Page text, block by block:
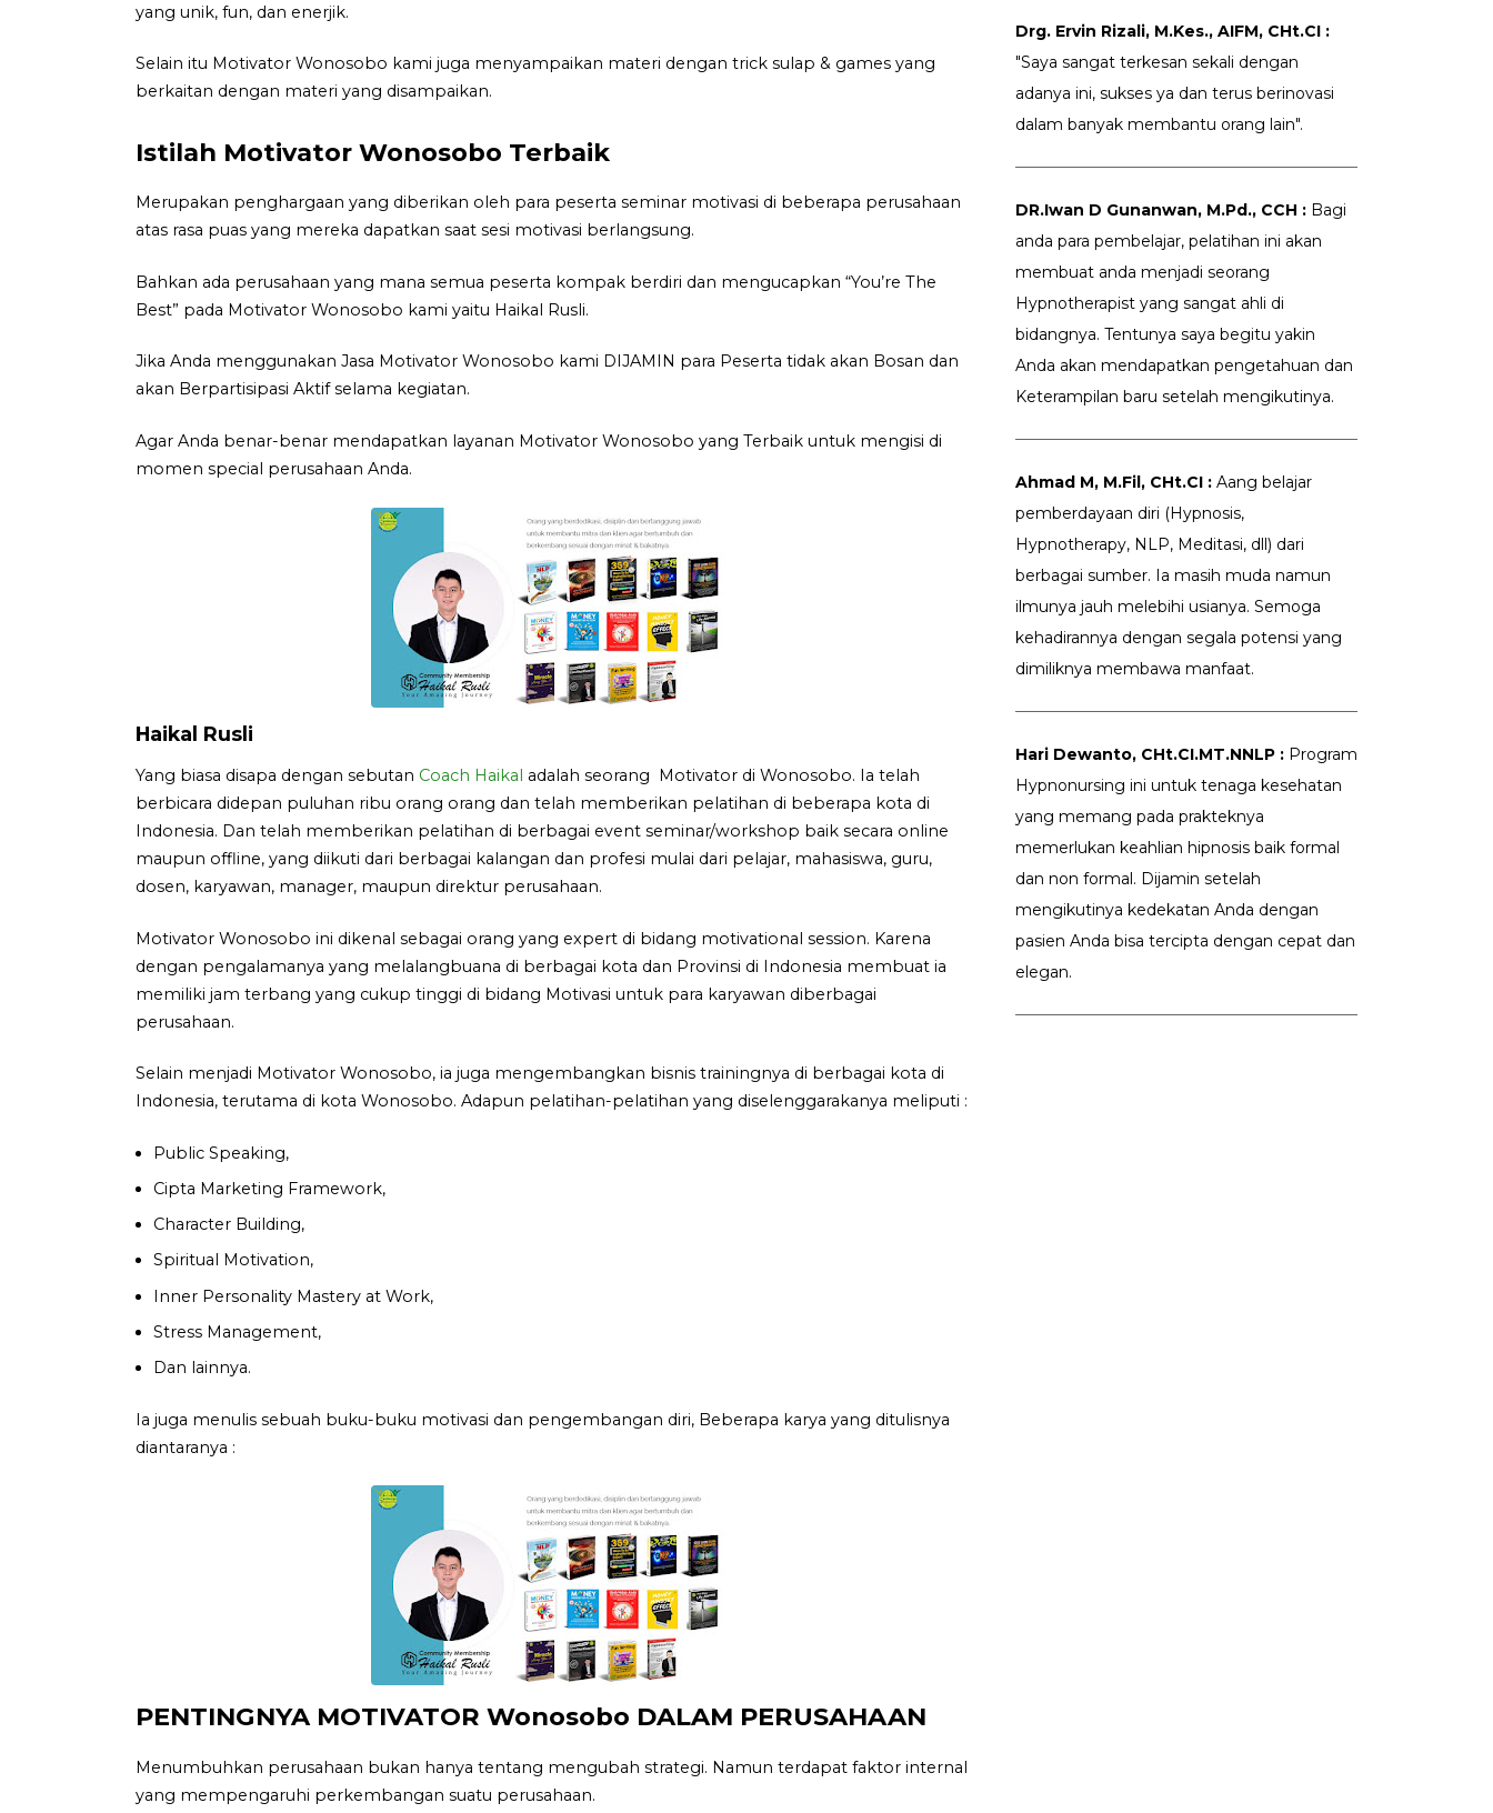
yang unik, fun, dan enerjik.
Selain itu Motivator Wonosobo kami juga menyampaikan materi dengan trick sulap & games yang
berkaitan dengan materi yang disampaikan.
Istilah Motivator Wonosobo Terbaik
Merupakan penghargaan yang diberikan oleh para peserta seminar motivasi di beberapa perusahaan
atas rasa puas yang mereka dapatkan saat sesi motivasi berlangsung.
Bahkan ada perusahaan yang mana semua peserta kompak berdiri dan mengucapkan “You’re The
Best” pada Motivator Wonosobo kami yaitu Haikal Rusli.
Jika Anda menggunakan Jasa Motivator Wonosobo kami DIJAMIN para Peserta tidak akan Bosan dan
akan Berpartisipasi Aktif selama kegiatan.
Agar Anda benar-benar mendapatkan layanan Motivator Wonosobo yang Terbaik untuk mengisi di
momen special perusahaan Anda.
Haikal Rusli
Yang biasa disapa dengan sebutan Coach Haikal adalah seorang Motivator di Wonosobo. Ia telah
berbicara didepan puluhan ribu orang orang dan telah memberikan pelatihan di beberapa kota di
Indonesia. Dan telah memberikan pelatihan di berbagai event seminar/workshop baik secara online
maupun offline, yang diikuti dari berbagai kalangan dan profesi mulai dari pelajar, mahasiswa, guru,
dosen, karyawan, manager, maupun direktur perusahaan.
Motivator Wonosobo ini dikenal sebagai orang yang expert di bidang motivational session. Karena
dengan pengalamanya yang melalangbuana di berbagai kota dan Provinsi di Indonesia membuat ia
memiliki jam terbang yang cukup tinggi di bidang Motivasi untuk para karyawan diberbagai
perusahaan.
Selain menjadi Motivator Wonosobo, ia juga mengembangkan bisnis trainingnya di berbagai kota di
Indonesia, terutama di kota Wonosobo. Adapun pelatihan-pelatihan yang diselenggarakanya meliputi :
Public Speaking,
Cipta Marketing Framework,
Character Building,
Spiritual Motivation,
Inner Personality Mastery at Work,
Stress Management,
Dan lainnya.
Ia juga menulis sebuah buku-buku motivasi dan pengembangan diri, Beberapa karya yang ditulisnya
diantaranya :
PENTINGNYA MOTIVATOR Wonosobo DALAM PERUSAHAAN
Menumbuhkan perusahaan bukan hanya tentang mengubah strategi. Namun terdapat faktor internal
yang mempengaruhi perkembangan suatu perusahaan.
Drg. Ervin Rizali, M.Kes., AIFM, CHt.CI :
"Saya sangat terkesan sekali dengan
adanya ini, sukses ya dan terus berinovasi
dalam banyak membantu orang lain".
DR.Iwan D Gunanwan, M.Pd., CCH : Bagi
anda para pembelajar, pelatihan ini akan
membuat anda menjadi seorang
Hypnotherapist yang sangat ahli di
bidangnya. Tentunya saya begitu yakin
Anda akan mendapatkan pengetahuan dan
Keterampilan baru setelah mengikutinya.
Ahmad M, M.Fil, CHt.CI : Aang belajar
pemberdayaan diri (Hypnosis,
Hypnotherapy, NLP, Meditasi, dll) dari
berbagai sumber. Ia masih muda namun
ilmunya jauh melebihi usianya. Semoga
kehadirannya dengan segala potensi yang
dimiliknya membawa manfaat.
Hari Dewanto, CHt.CI.MT.NNLP : Program
Hypnonursing ini untuk tenaga kesehatan
yang memang pada prakteknya
memerlukan keahlian hipnosis baik formal
dan non formal. Dijamin setelah
mengikutinya kedekatan Anda dengan
pasien Anda bisa tercipta dengan cepat dan
elegan.